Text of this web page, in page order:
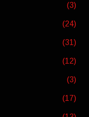
(3)
(24)
(31)
(12)
(3)
(17)